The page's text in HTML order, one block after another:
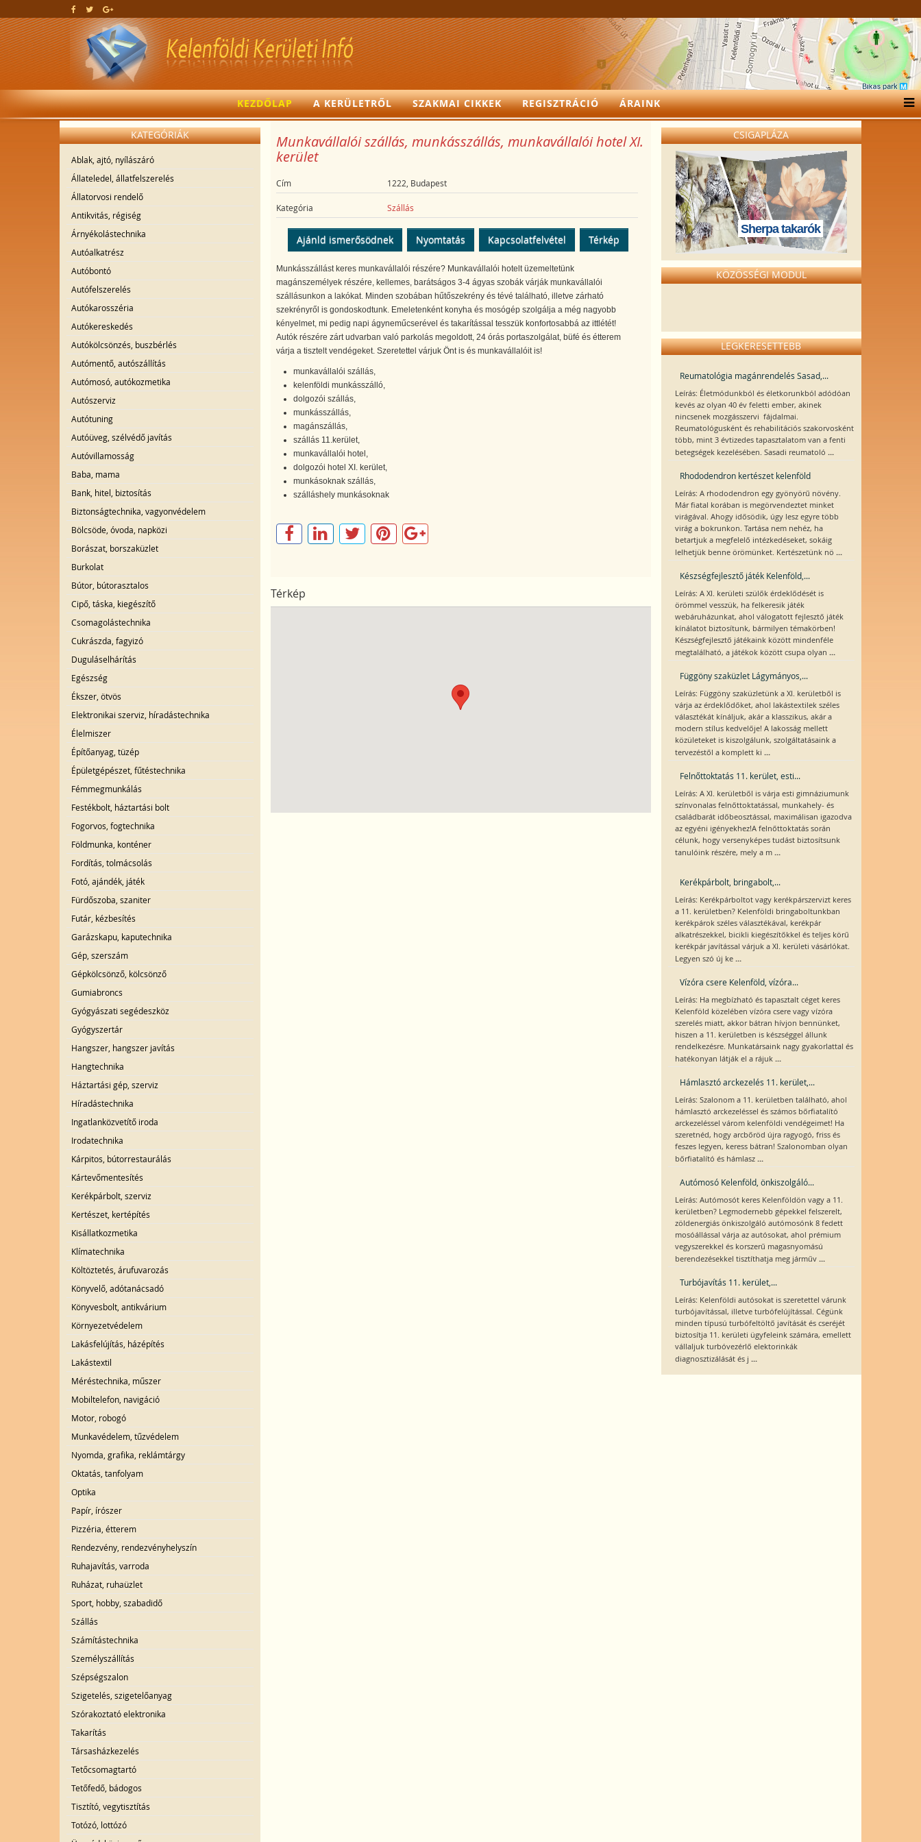
KEZDŐLAP A KERÜLETRŐL SZAKMAI CIKKEK REGISZTRÁCIÓ ÁRAINK
KATEGÓRIÁK
Ablak, ajtó, nyílászáró
Állateledel, állatfelszerelés
Állatorvosi rendelő
Antikvitás, régiség
Árnyékolástechnika
Autóalkatrész
Autóbontó
Autófelszerelés
Autókarosszéria
Autókereskedés
Autókölcsönzés, buszbérlés
Autómentő, autószállítás
Autómosó, autókozmetika
Autószerviz
Autótuning
Autóüveg, szélvédő javítás
Autóvillamosság
Baba, mama
Bank, hitel, biztosítás
Biztonságtechnika, vagyonvédelem
Bölcsöde, óvoda, napközi
Borászat, borszaküzlet
Burkolat
Bútor, bútorasztalos
Cipő, táska, kiegészítő
Csomagolástechnika
Cukrászda, fagyizó
Duguláselhárítás
Egészség
Ékszer, ötvös
Elektronikai szerviz, híradástechnika
Élelmiszer
Építőanyag, tüzép
Épületgépészet, fűtéstechnika
Fémmegmunkálás
Festékbolt, háztartási bolt
Fogorvos, fogtechnika
Földmunka, konténer
Fordítás, tolmácsolás
Fotó, ajándék, játék
Fürdőszoba, szaniter
Futár, kézbesítés
Garázskapu, kaputechnika
Gép, szerszám
Gépkölcsönző, kölcsönző
Gumiabroncs
Gyógyászati segédeszköz
Gyógyszertár
Hangszer, hangszer javítás
Hangtechnika
Háztartási gép, szerviz
Híradástechnika
Ingatlanközvetítő iroda
Irodatechnika
Kárpitos, bútorrestaurálás
Kártevőmentesítés
Kerékpárbolt, szerviz
Kertészet, kertépítés
Kisállatkozmetika
Klímatechnika
Költöztetés, árufuvarozás
Könyvelő, adótanácsadó
Könyvesbolt, antikvárium
Környezetvédelem
Lakásfelújítás, házépítés
Lakástextil
Méréstechnika, műszer
Mobiltelefon, navigáció
Motor, robogó
Munkavédelem, tűzvédelem
Nyomda, grafika, reklámtárgy
Oktatás, tanfolyam
Optika
Papír, írószer
Pizzéria, étterem
Rendezvény, rendezvényhelyszín
Ruhajavítás, varroda
Ruházat, ruhaüzlet
Sport, hobby, szabadidő
Szállás
Számítástechnika
Személyszállítás
Szépségszalon
Szigetelés, szigetelőanyag
Szórakoztató elektronika
Takarítás
Társasházkezelés
Tetőcsomagtartó
Tetőfedő, bádogos
Tisztító, vegytisztítás
Totózó, lottózó
Munkavállalói szállás, munkásszállás, munkavállalói hotel XI.
kerület
Cím 1222, Budapest
Kategória Szállás
Ajánld ismerősödnek Nyomtatás Kapcsolatfelvétel Térkép
Munkásszállást keres munkavállalói részére? Munkavállalói hotelt üzemeltetünk
magánszemélyek részére, kellemes, barátságos 3-4 ágyas szobák várják munkavállalói
szállásunkon a lakókat. Minden szobában hűtőszekrény és tévé található, illetve zárható
szekrényről is gondoskodtunk. Emeletenként konyha és mosógép szolgálja a még nagyobb
kényelmet, mi pedig napi ágyneműcserével és takarítással tesszük konfortosabbá az ittlétét!
Autók részére zárt udvarban való parkolás megoldott, 24 órás portaszolgálat, büfé és étterem
várja a tisztelt vendégeket. Szeretettel várjuk Önt is és munkavállalóit is!
munkavállalói szállás,
kelenföldi munkásszálló,
dolgozói szállás,
munkásszállás,
magánszállás,
szállás 11.kerület,
munkavállalói hotel,
dolgozói hotel XI. kerület,
munkásoknak szállás,
szálláshely munkásoknak
Térkép
CSIGAPLÁZA
Sherpa takarók
KÖZÖSSÉGI MODUL
LEGKERESETTEBB
Reumatológia magánrendelés Sasad,...
Leírás: Életmódunkból és életkorunkból adódóan
kevés az olyan 40 év feletti ember, akinek
nincsenek mozgásszervi fájdalmai.
Reumatológusként és rehabilitációs szakorvosként
több, mint 3 évtizedes tapasztalatom van a fenti
betegségek kezelésében. Sasadi reumatoló ...
Rhododendron kertészet kelenföld
Leírás: A rhododendron egy gyönyörű növény.
Már fiatal korában is megörvendeztet minket
virágával. Ahogy idősödik, úgy lesz egyre több
virág a bokrunkon. Tartása nem nehéz, ha
betartjuk a megfelelő intézkedéseket, sokáig
lelhetjük benne örömünket. Kertészetünk nö ...
Készségfejlesztő játék Kelenföld,...
Leírás: A XI. kerületi szülők érdeklődését is
örömmel vesszük, ha felkeresik játék
webáruházunkat, ahol válogatott fejlesztő játék
kínálatot biztosítunk, bármilyen témakörben!
Készségfejlesztő játékaink között mindenféle
megtalálható, a játékok között csupa olyan ...
Függöny szaküzlet Lágymányos,...
Leírás: Függöny szaküzletünk a XI. kerületből is
várja az érdeklődőket, ahol lakástextilek széles
választékát kínáljuk, akár a klasszikus, akár a
modern stílus kedvelője! A lakosság mellett
közületeket is kiszolgálunk, szolgáltatásaink a
tervezéstől a komplett ki ...
Felnőttoktatás 11. kerület, esti...
Leírás: A XI. kerületből is várja esti gimnáziumunk
színvonalas felnőttoktatással, munkahely- és
családbarát időbeosztással, maximálisan igazodva
az egyéni igényekhez!A felnőttoktatás során
célunk, hogy versenyképes tudást biztosítsunk
tanulóink részére, mely a m ...
Kerékpárbolt, bringabolt,...
Leírás: Kerékpárboltot vagy kerékpárszervizt keres
a 11. kerületben? Kelenföldi bringaboltunkban
kerékpárok széles választékával, kerékpár
alkatrészekkel, bicikli kiegészítőkkel és teljes körű
kerékpár javítással várjuk a XI. kerületi vásárlókat.
Legyen szó új ke ...
Vízóra csere Kelenföld, vízóra...
Leírás: Ha megbízható és tapasztalt céget keres
Kelenföld közelében vízóra csere vagy vízóra
szerelés miatt, akkor bátran hívjon bennünket,
hiszen a 11. kerületben is készséggel állunk
rendelkezésre. Munkatársaink nagy gyakorlattal és
hatékonyan látják el a rájuk ...
Hámlasztó arckezelés 11. kerület,...
Leírás: Szalonom a 11. kerületben található, ahol
hámlasztó arckezeléssel és számos bőrfiatalító
arckezeléssel várom kelenföldi vendégeimet! Ha
szeretnéd, hogy arcbőröd újra ragyogó, friss és
feszes legyen, keress bátran! Szalonomban olyan
bőrfiatalító és hámlasz ...
Autómosó Kelenföld, önkiszolgáló...
Leírás: Autómosót keres Kelenföldön vagy a 11.
kerületben? Legmodernebb gépekkel felszerelt,
zöldenergiás önkiszolgáló autómosónk 8 fedett
mosóállással várja az autósokat, ahol prémium
vegyszerekkel és korszerű magasnyomású
berendezésekkel tisztíthatja meg járműv ...
Turbójavítás 11. kerület,...
Leírás: Kelenföldi autósokat is szeretettel várunk
turbójavítással, illetve turbófelújítással. Cégünk
minden típusú turbófeltöltő javítását és cseréjét
biztosítja 11. kerületi ügyfeleink számára, emellett
vállaljuk turbóvezérlő elektorinkák
diagnosztizálását és j ...